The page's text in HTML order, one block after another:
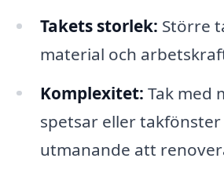
Takets storlek: Större
material och
Komplexitet: Tak med
spetsar eller
utmanande att